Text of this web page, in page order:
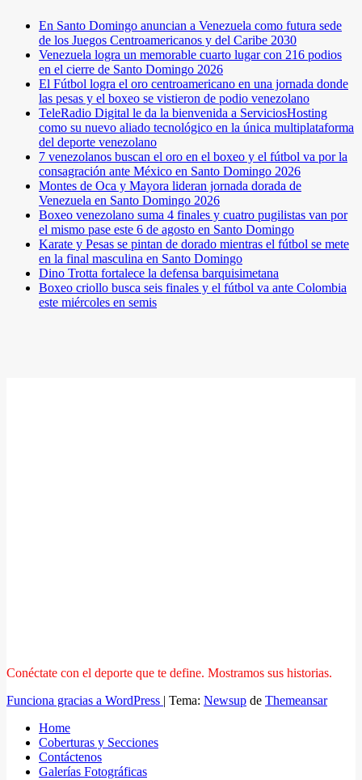
En Santo Domingo anuncian a Venezuela como futura sede
de los Juegos Centroamericanos y del Caribe 2030
Venezuela logra un memorable cuarto lugar con 216 podios
en el cierre de Santo Domingo 2026
El Fútbol logra el oro centroamericano en una jornada donde
las pesas y el boxeo se vistieron de podio venezolano
TeleRadio Digital le da la bienvenida a ServiciosHosting
como su nuevo aliado tecnológico en la única multiplataforma
del deporte venezolano
7 venezolanos buscan el oro en el boxeo y el fútbol va por la
consagración ante México en Santo Domingo 2026
Montes de Oca y Mayora lideran jornada dorada de
Venezuela en Santo Domingo 2026
Boxeo venezolano suma 4 finales y cuatro pugilistas van por
el mismo pase este 6 de agosto en Santo Domingo
Karate y Pesas se pintan de dorado mientras el fútbol se mete
en la final masculina en Santo Domingo
Dino Trotta fortalece la defensa barquisimetana
Boxeo criollo busca seis finales y el fútbol va ante Colombia
este miércoles en semis
Conéctate con el deporte que te define. Mostramos sus historias.
Funciona gracias a WordPress | Tema: Newsup de Themeansar
Home
Coberturas y Secciones
Contáctenos
Galerías Fotográficas